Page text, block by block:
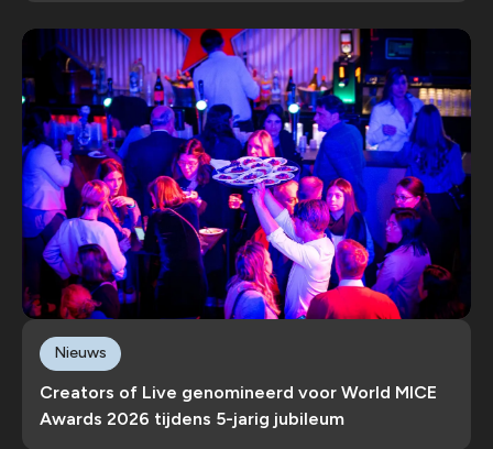
Creators of Live genomineerd voor World MICE
Awards 2026 tijdens 5-jarig jubileum
Nieuws